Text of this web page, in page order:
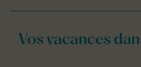
Vos vacances